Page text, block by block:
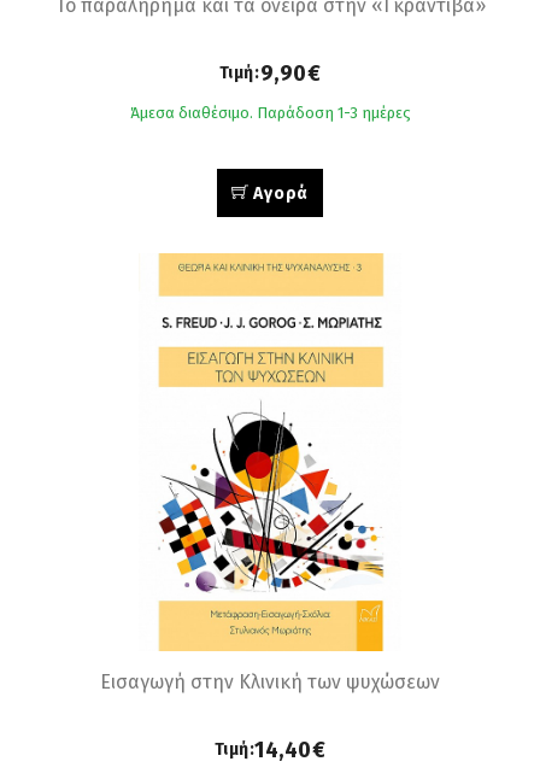
Το παραλήρημα και τα όνειρα στην «Γκραντίβα»
Τιμή:9,90€
Άμεσα διαθέσιμο. Παράδοση 1-3 ημέρες
Αγορά
Εισαγωγή στην Κλινική των ψυχώσεων
Τιμή:14,40€